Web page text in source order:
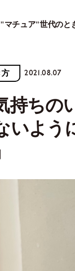
"マチュア"世代のと
方 2021.08.07
持ち
いよう